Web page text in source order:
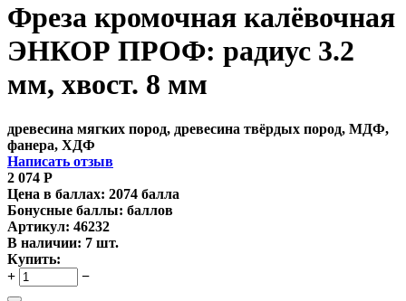
Фреза кромочная калёвочная
ЭНКОР ПРОФ: радиус 3.2
мм, хвост. 8 мм
древесина мягких пород, древесина твёрдых пород, МДФ,
фанера, ХДФ
Написать отзыв
2 074 Р
Цена в баллах: 2074 балла
Бонусные баллы: баллов
Артикул: 46232
В наличии: 7 шт.
Купить:
+
−